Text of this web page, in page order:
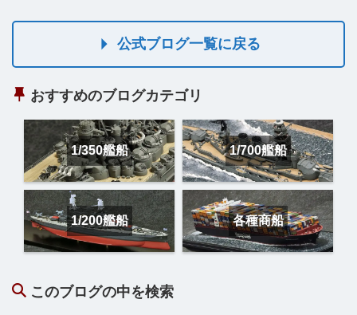
公式ブログ一覧に戻る
おすすめのブログカテゴリ
1/350艦船 1/700艦船
1/200艦船 各種商船
このブログの中を検索